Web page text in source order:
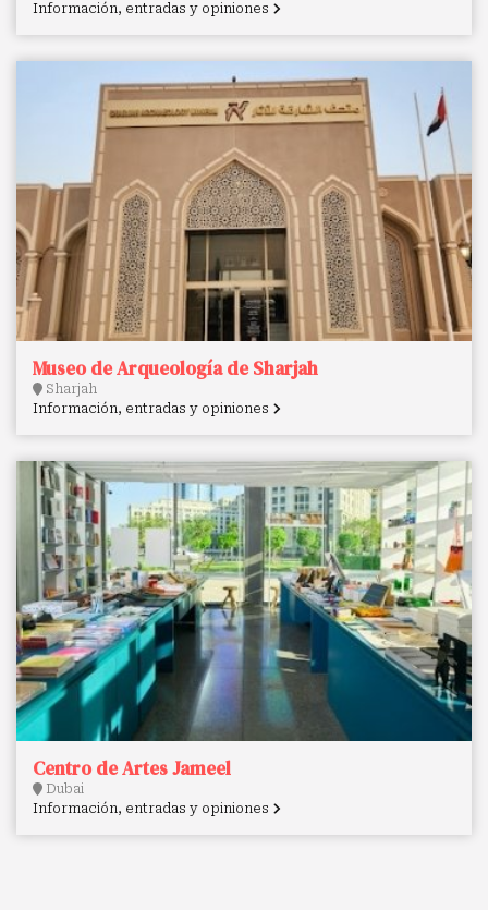
Información, entradas y opiniones
Museo de Arqueología de Sharjah
Sharjah
Información, entradas y opiniones
Centro de Artes Jameel
Dubai
Información, entradas y opiniones